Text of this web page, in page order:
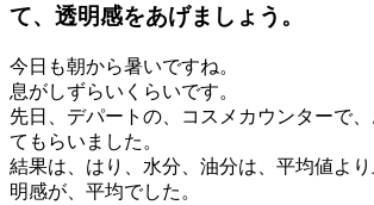
て、透明感をあげましょう。
今日も朝から暑いですね。
息がしずらいくらいです。
先日、デパートの、コスメカウンターで
てもらいました。
結果は、はり、水分、油分は、平均値よ
明感が、平均でした。